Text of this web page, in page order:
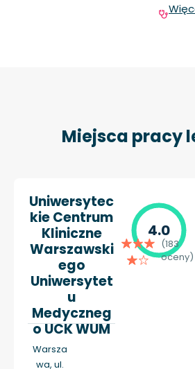
Miejsca pracy
Uniwersytec
kie Centrum
Kliniczne
Warszawski
ego
Uniwersytet
u
Medyczneg
o UCK WUM
Warsza
wa, ul.
4.0
(183
oceny)